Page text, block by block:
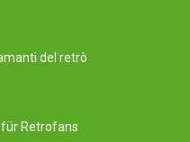
del retrò
Retrofans